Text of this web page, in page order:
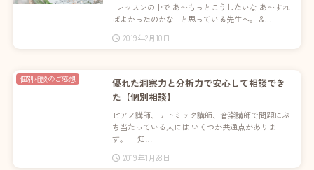
レッスンの中で あ〜もっとこうしたいな あ〜すれ
ばよかったのかな と思っている先生へ。 &…
2019年2月10日
優れた洞察力と分析力で安心して相談でき
た【個別相談】
ピアノ講師、リトミック講師、音楽講師で問題にぶ
ち当たっている人には いくつか共通点がありま
す。 「知…
2019年1月28日
個別相談のご感想